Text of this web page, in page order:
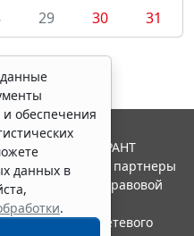
29 30 31
обеспечения
данных в
.
Система ГАРАНТ
"Гарант" и ее партнеры
ассоциации правовой
в качестве сетевого